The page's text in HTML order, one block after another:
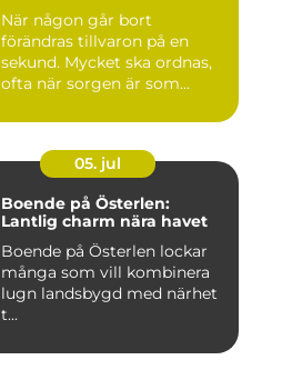
När någon går bort
förändras tillvaron på en
sekund. Mycket ska ordnas,
ofta när sorgen är som
05. jul
Boende på Österlen:
Lantlig charm nära havet
Boende på Österlen lockar
många som vill kombinera
lugn landsbygd med närhet
t...